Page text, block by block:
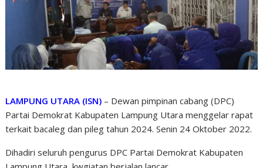
LAMPUNG UTARA (ISN) – Dewan pimpinan cabang (DPC)
Partai Demokrat Kabupaten Lampung Utara menggelar rapat
terkait bacaleg dan pileg tahun 2024. Senin 24 Oktober 2022.
Dihadiri seluruh pengurus DPC Partai Demokrat Kabupaten